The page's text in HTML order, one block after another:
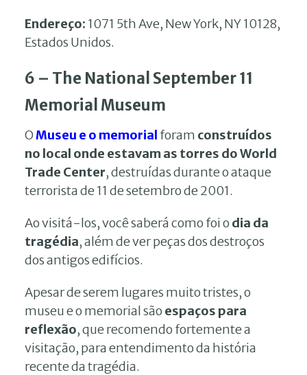
Endereço: 1071 5th Ave, New York, NY 10128,
Estados Unidos.
6 – The National September 11
Memorial Museum
OMuseu e o memorial foram construídos
no local onde estavam as torres do World
Trade Center, destruídas durante o ataque
terrorista de 11 de setembro de 2001.
Ao visitá-los, você saberá como foi o dia da
tragédia, além de ver peças dos destroços
dos antigos edifícios.
Apesar de serem lugares muito tristes, o
museu e o memorial são espaços para
reflexão, que recomendo fortemente a
visitação, para entendimento da história
recente da tragédia.